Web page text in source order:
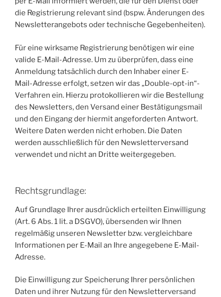
die Registrierung relevant sind (bspw. Änderungen des
Newsletterangebots oder technische Gegebenheiten).
Für eine wirksame Registrierung benötigen wir eine
valide E-Mail-Adresse. Um zu überprüfen, dass eine
Anmeldung tatsächlich durch den Inhaber einer E-
Mail-Adresse erfolgt, setzen wir das „Double-opt-in“-
Verfahren ein. Hierzu protokollieren wir die Bestellung
des Newsletters, den Versand einer Bestätigungsmail
und den Eingang der hiermit angeforderten Antwort.
Weitere Daten werden nicht erhoben. Die Daten
werden ausschließlich für den Newsletterversand
verwendet und nicht an Dritte weitergegeben.
Rechtsgrundlage:
Auf Grundlage Ihrer ausdrücklich erteilten Einwilligung
(Art. 6 Abs. 1 lit. a DSGVO), übersenden wir Ihnen
regelmäßig unseren Newsletter bzw. vergleichbare
Informationen per E-Mail an Ihre angegebene E-Mail-
Adresse.
Die Einwilligung zur Speicherung Ihrer persönlichen
Daten und ihrer Nutzung für den Newsletterversand